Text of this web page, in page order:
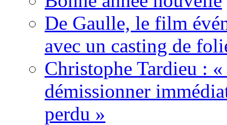
De Gaulle, le film
avec un casting de
Christophe Tardieu : «
démissionner
perdu »